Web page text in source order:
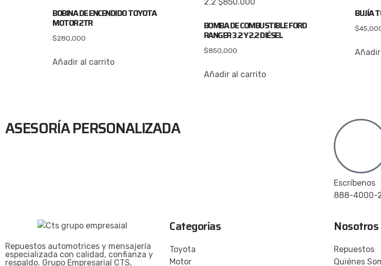
BOBINA DE ENCENDIDO TOYOTA
MOTOR 2TR
$280,000
Añadir al carrito
BOMBA DE COMBUSTIBLE FORD
RANGER 3.2 Y 2.2 DIÉSEL
$850,000
Añadir al carrito
BUJÍA
$
ASESORÍA PERSONALIZADA
Escríbenos
888-4000-
Repuestos automotrices y mensajería
especializada con calidad, confianza y
respaldo. Grupo Empresarial CTS,
Categorías
Toyota
Motor
Nosotros
Repuestos
Quiénes